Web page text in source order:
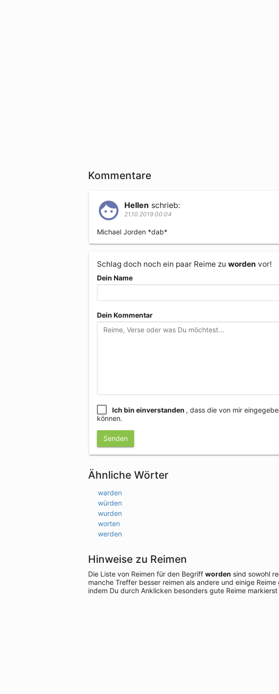
Kommentare
Hellen schrieb:
21.10.2019 00:04
Michael Jorden *dab*
Schlag doch noch ein paar Reime zu worden vor!
Dein Name
Dein Kommentar
Ich bin einverstanden , dass die von mir
können.
Senden
Ähnliche Wörter
warden
würden
wurden
worten
werden
Hinweise zu Reimen
Die Liste von Reimen für den Begriff worden sind sowohl
manche Treffer besser reimen als andere und einige
indem Du durch Anklicken besonders gute Reime